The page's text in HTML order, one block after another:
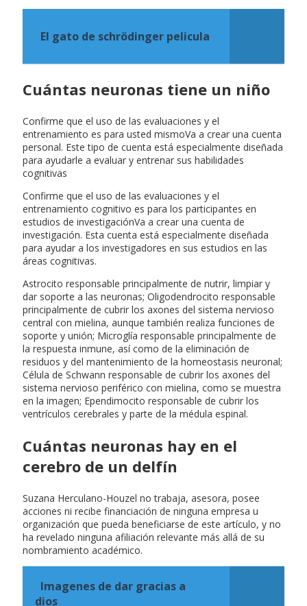
El gato de schrödinger pelicula
Cuántas neuronas tiene un niño
Confirme que el uso de las evaluaciones y el
entrenamiento es para usted mismoVa a crear una cuenta
personal. Este tipo de cuenta está especialmente diseñada
para ayudarle a evaluar y entrenar sus habilidades
cognitivas
Confirme que el uso de las evaluaciones y el
entrenamiento cognitivo es para los participantes en
estudios de investigaciónVa a crear una cuenta de
investigación. Esta cuenta está especialmente diseñada
para ayudar a los investigadores en sus estudios en las
áreas cognitivas.
Astrocito responsable principalmente de nutrir, limpiar y
dar soporte a las neuronas; Oligodendrocito responsable
principalmente de cubrir los axones del sistema nervioso
central con mielina, aunque también realiza funciones de
soporte y unión; Microglía responsable principalmente de
la respuesta inmune, así como de la eliminación de
residuos y del mantenimiento de la homeostasis neuronal;
Célula de Schwann responsable de cubrir los axones del
sistema nervioso periférico con mielina, como se muestra
en la imagen; Ependimocito responsable de cubrir los
ventrículos cerebrales y parte de la médula espinal.
Cuántas neuronas hay en el
cerebro de un delfín
Suzana Herculano-Houzel no trabaja, asesora, posee
acciones ni recibe financiación de ninguna empresa u
organización que pueda beneficiarse de este artículo, y no
ha revelado ninguna afiliación relevante más allá de su
nombramiento académico.
Imagenes de dar gracias a
dios